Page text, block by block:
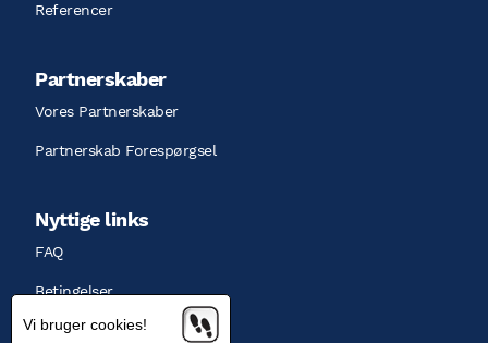
Referencer
Partnerskaber
Vores Partnerskaber
Partnerskab Forespørgsel
Nyttige links
FAQ
Betingelser
Persondatapolitik
Vi bruger cookies!